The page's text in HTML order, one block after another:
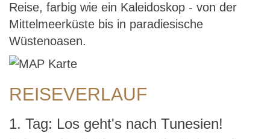
Reise, farbig wie ein Kaleidoskop - von der
Mittelmeerküste bis in paradiesische
Wüstenoasen.
REISEVERLAUF
1. Tag: Los geht's nach Tunesien!